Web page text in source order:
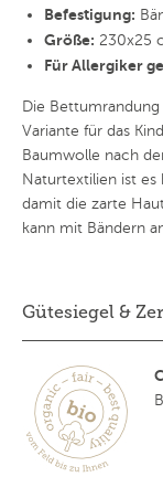
Befestigung:
Größe: 230x25
Für Allergiker
Die
Variante für das
Baumwolle nach
Naturtextilien ist es
damit die zarte
kann mit Bändern
Gütesiegel &